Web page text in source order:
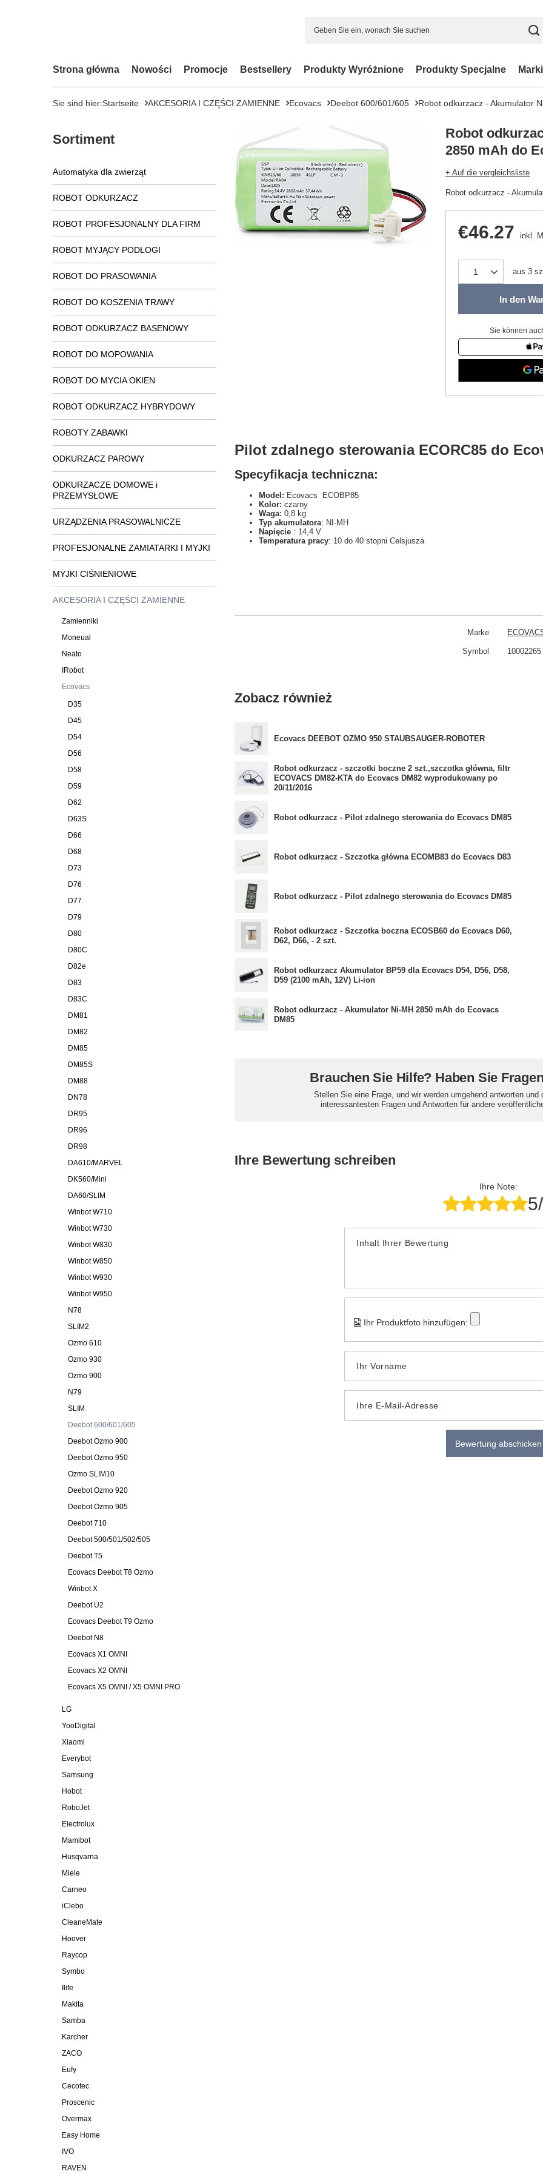
Strona główna Nowości Promocje Bestsellery Produkty Wyróżnione Produkty Specjalne Marki
Sie sind hier:Startseite AKCESORIA I CZĘŚCI ZAMIENNE Ecovacs Deebot 600/601/605 Robot odkurzacz - Akumulator
Sortiment
Automatyka dla zwierząt
ROBOT ODKURZACZ
ROBOT PROFESJONALNY DLA FIRM
ROBOT MYJĄCY PODŁOGI
ROBOT DO PRASOWANIA
ROBOT DO KOSZENIA TRAWY
ROBOT ODKURZACZ BASENOWY
ROBOT DO MOPOWANIA
ROBOT DO MYCIA OKIEN
ROBOT ODKURZACZ HYBRYDOWY
ROBOTY ZABAWKI
ODKURZACZ PAROWY
ODKURZACZE DOMOWE i
PRZEMYSŁOWE
URZĄDZENIA PRASOWALNICZE
PROFESJONALNE ZAMIATARKI I MYJKI
MYJKI CIŚNIENIOWE
AKCESORIA I CZĘŚCI ZAMIENNE
Zamienniki
Moneual
Neato
IRobot
Ecovacs
D35
D45
D54
D56
D58
D59
D62
D63S
D66
D68
D73
D76
D77
D79
D80
D80C
D82e
D83
D83C
DM81
DM82
DM85
DM85S
DM88
DN78
DR95
DR96
DR98
DA610/MARVEL
DK560/Mini
DA60/SLIM
Winbot W710
Winbot W730
Winbot W830
Winbot W850
Winbot W930
Winbot W950
N78
SLIM2
Ozmo 610
Ozmo 930
Ozmo 900
N79
SLIM
Deebot 600/601/605
Deebot Ozmo 900
Deebot Ozmo 950
Ozmo SLIM10
Deebot Ozmo 920
Deebot Ozmo 905
Deebot 710
Deebot 500/501/502/505
Deebot T5
Ecovacs Deebot T8 Ozmo
Winbot X
Deebot U2
Ecovacs Deebot T9 Ozmo
Deebot N8
Ecovacs X1 OMNI
Ecovacs X2 OMNI
Ecovacs X5 OMNI / X5 OMNI PRO
LG
YooDigital
Xiaomi
Everybot
Samsung
Hobot
RoboJet
Electrolux
Mamibot
Husqvarna
Miele
Carneo
iClebo
CleaneMate
Hoover
Raycop
Symbo
Ilife
Makita
Samba
Karcher
ZACO
Eufy
Cecotec
Proscenic
Overmax
Easy Home
IVO
RAVEN
Robot
2850 mAh do
+ Auf die vergleichsliste
Robot odkurzacz -
€46.27 inkl.
aus 3
In den
Sie können
Pilot zdalnego sterowania ECORC85 do
Specyfikacja techniczna:
Model: Ecovacs ECOBP85
Kolor: czarny
Waga: 0,8 kg
Typ akumulatora: NI-MH
Napięcie : 14,4 V
Temperatura pracy: 10 do 40 stopni Celsjusza
Marke
Symbol 10002265
Zobacz również
Ecovacs DEEBOT OZMO 950 STAUBSAUGER-ROBOTER
Robot odkurzacz - szczotki boczne 2 szt.,szczotka główna, filtr
ECOVACS DM82-KTA do Ecovacs DM82 wyprodukowany po
20/11/2016
Robot odkurzacz - Pilot zdalnego sterowania do Ecovacs DM85
Robot odkurzacz - Szczotka główna ECOMB83 do Ecovacs D83
Robot odkurzacz - Pilot zdalnego sterowania do Ecovacs DM85
Robot odkurzacz - Szczotka boczna ECOSB60 do Ecovacs D60,
D62, D66, - 2 szt.
Robot odkurzacz Akumulator BP59 dla Ecovacs D54, D56, D58,
D59 (2100 mAh, 12V) Li-ion
Robot odkurzacz - Akumulator Ni-MH 2850 mAh do Ecovacs
DM85
Brauchen Sie Hilfe? Haben Sie
Stellen Sie eine Frage, und wir werden umgehend antworten und
interessantesten Fragen und Antworten für andere
Ihre Bewertung schreiben
Ihre Note:
Inhalt Ihrer Bewertung
Ihr Produktfoto hinzufügen:
Ihr Vorname
Ihre E-Mail-Adresse
Bewertung abschicken